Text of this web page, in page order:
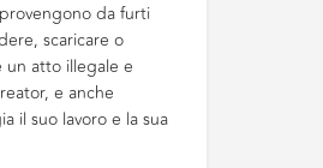
da furti
scaricare o
un atto illegale e
e anche
il suo lavoro e la sua